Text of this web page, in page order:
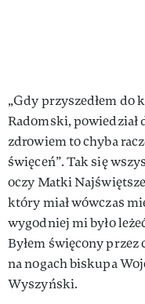
„Gdy przyszedłem do
Radomski, powiedział
zdrowiem to chyba
święceń”. Tak się
oczy Matki
który miał wówczas
wygodniej mi było
Byłem święcony
na nogach biskupa
Wyszyński.